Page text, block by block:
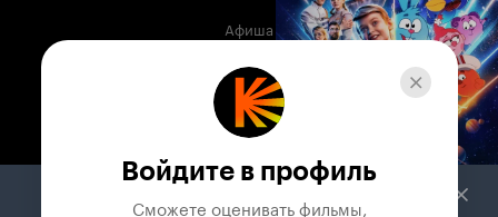
Афиша
Музыка
Телепрограмма
Служба поддержки
Войдите в профиль
Сможете оценивать фильмы,